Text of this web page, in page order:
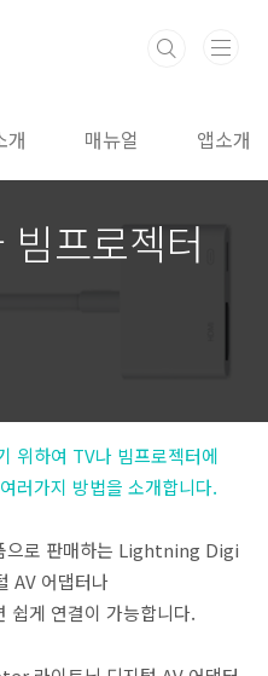
개 매뉴얼 앱소개
프로젝터
위하여 TV나 빔프로젝터에
러가지 방법을 소개합니다.
으로 판매하는 Lightning Digi
AV 어댑터나
쉽게 연결이 가능합니다.